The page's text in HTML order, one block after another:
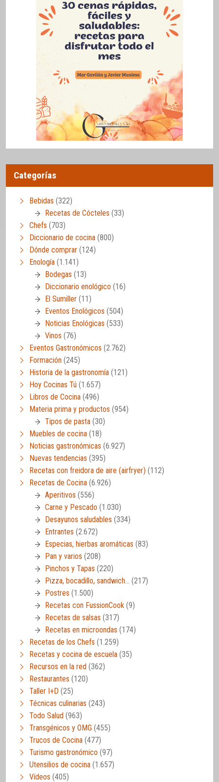
Categorías
Bebidas (322)
Recetas de Cócteles (33)
Chefs (703)
Diccionario de cocina (800)
Dónde comprar (124)
Enología (1.141)
Bodegas (13)
Diccionario enológico (16)
El Sumiller (11)
Eventos Enológicos (504)
Noticias Enológicas (533)
Vinos (76)
Eventos Gastronómicos (2.762)
Formación (245)
Historia de la gastronomía (121)
Hoy Cocinas Tú (1.657)
Libros de Cocina (496)
Materia prima y productos (954)
Tipos de pasta (30)
Muebles de cocina (18)
Noticias gastronómicas (6.927)
Nuevas tendencias (395)
Recetas con freidora de aire (airfryer) (112)
Recetas de Cocina (6.926)
Aperitivos (556)
Carne y Pescado (1.030)
Desayunos saludables (334)
Entrantes (2.672)
Especias, hierbas aromáticas (83)
Pan y varios (208)
Pinchos y Tapas (220)
Pizza, bocadillo, sandwich… (217)
Postres (1.500)
Recetas con FussionCook (9)
Recetas de salsas (317)
Recetas en microondas (174)
Recetas de los Chefs (1.259)
Recetas y cocina de escuela (35)
Recursos en la red (362)
Restaurantes (120)
Taller I+D (25)
Técnicas culinarias (243)
Todo Salud (963)
Transgénicos y OMG (455)
Trucos de Cocina (477)
Turismo gastronómico (97)
Utensilios de cocina (1.657)
Vídeos (405)